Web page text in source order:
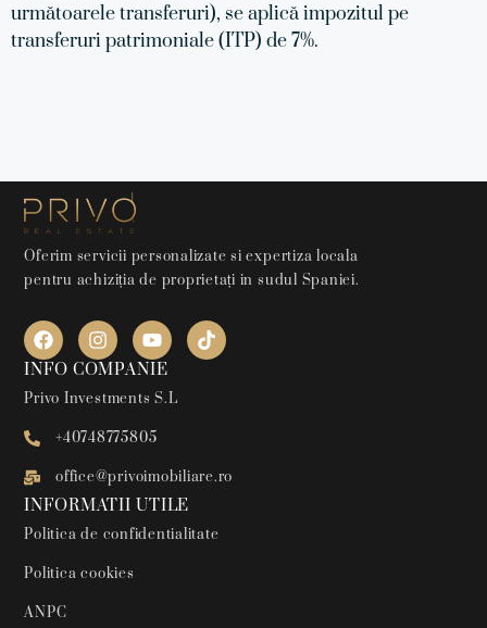
următoarele transferuri), se aplică impozitul pe
transferuri patrimoniale (ITP) de 7%.
Oferim servicii personalizate si expertiza locala
pentru achiziția de proprietați in sudul Spaniei.
INFO COMPANIE
Privo Investments S.L
+40748775805
office@privoimobiliare.ro
INFORMATII UTILE
Politica de confidentialitate
Politica cookies
ANPC